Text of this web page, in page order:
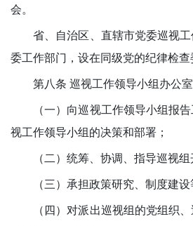
会。
省、自治区、直辖市党委巡视工
委工作部门，设在同级党的纪律检查
第八条 巡视工作领导小组办公室
（一）向巡视工作领导小组报告
视工作领导小组的决策和部署；
（二）统筹、协调、指导巡视组
（三）承担政策研究、制度建设
（四）对派出巡视组的党组织、